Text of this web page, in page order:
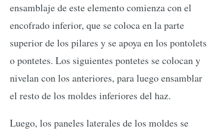
ensamblaje de este elemento comienza con el
encofrado inferior, que se coloca en la parte
superior de los pilares y se apoya en los pontolets
o pontetes. Los siguientes pontetes se colocan y
nivelan con los anteriores, para luego ensamblar
el resto de los moldes inferiores del haz.
Luego, los paneles laterales de los moldes se